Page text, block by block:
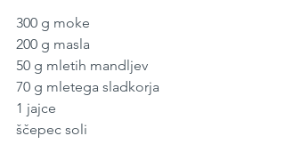
300 g moke
200 g masla
50 g mletih mandljev
70 g mletega sladkorja
1 jajce
ščepec soli